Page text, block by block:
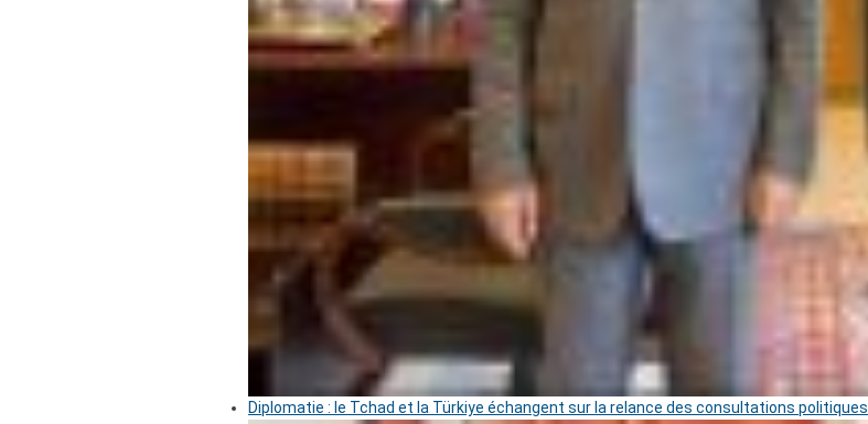
Diplomatie : le Tchad et la Türkiye échangent sur la relance des consultations politiques